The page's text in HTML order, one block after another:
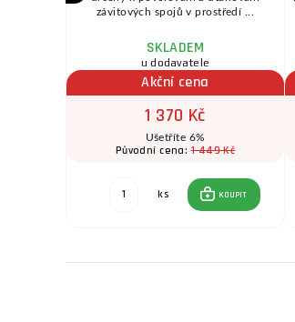
závitových spojů v prostředí ...
SKLADEM
u dodavatele
Akční cena
1 370 Kč
Ušetříte 6%
Původní cena:1 449 Kč
ks KOUPIT